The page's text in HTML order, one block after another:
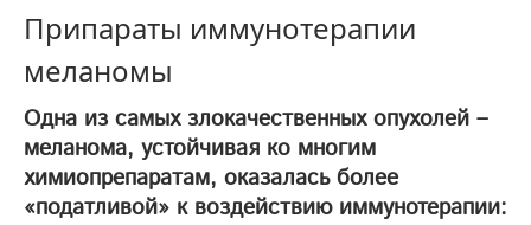
Припараты иммунотерапии
меланомы
Одна из самых злокачественных опухолей –
меланома, устойчивая ко многим
химиопрепаратам, оказалась более
«податливой» к воздействию иммунотерапии: